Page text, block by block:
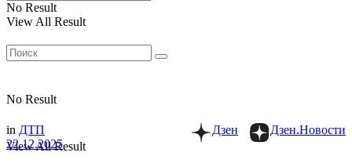
No Result
View All Result
No Result
View All Result
Дзен.Новости
Дзен
in ДТП
22.12.2025